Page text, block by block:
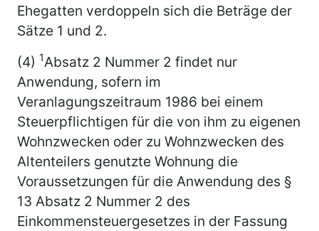
Ehegatten verdoppeln sich die Beträge der
Sätze 1 und 2.
(4) 1Absatz 2 Nummer 2 findet nur
Anwendung, sofern im
Veranlagungszeitraum 1986 bei einem
Steuerpflichtigen für die von ihm zu eigenen
Wohnzwecken oder zu Wohnzwecken des
Altenteilers genutzte Wohnung die
Voraussetzungen für die Anwendung des §
13 Absatz 2 Nummer 2 des
Einkommensteuergesetzes in der Fassung